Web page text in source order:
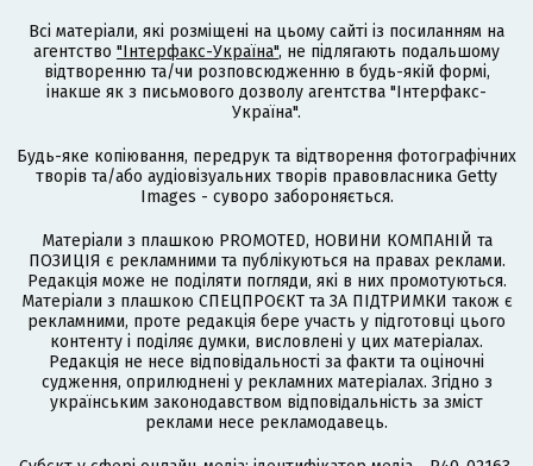
Всі матеріали, які розміщені на цьому сайті із посиланням на
агентство "Інтерфакс-Україна", не підлягають подальшому
відтворенню та/чи розповсюдженню в будь-якій формі,
інакше як з письмового дозволу агентства "Інтерфакс-
Україна".
Будь-яке копіювання, передрук та відтворення фотографічних
творів та/або аудіовізуальних творів правовласника Getty
Images - суворо забороняється.
Матеріали з плашкою PROMOTED, НОВИНИ КОМПАНІЙ та
ПОЗИЦІЯ є рекламними та публікуються на правах реклами.
Редакція може не поділяти погляди, які в них промотуються.
Матеріали з плашкою СПЕЦПРОЄКТ та ЗА ПІДТРИМКИ також є
рекламними, проте редакція бере участь у підготовці цього
контенту і поділяє думки, висловлені у цих матеріалах.
Редакція не несе відповідальності за факти та оціночні
судження, оприлюднені у рекламних матеріалах. Згідно з
українським законодавством відповідальність за зміст
реклами несе рекламодавець.